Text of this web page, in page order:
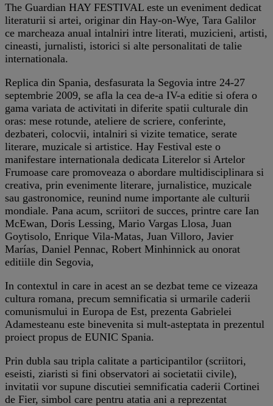
The Guardian HAY FESTIVAL este un eveniment dedicat
literaturii si artei, originar din Hay-on-Wye, Tara Galilor
ce marcheaza anual intalniri intre literati, muzicieni, artisti,
cineasti, jurnalisti, istorici si alte personalitati de talie
internationala.
Replica din Spania, desfasurata la Segovia intre 24-27
septembrie 2009, se afla la cea de-a IV-a editie si ofera o
gama variata de activitati in diferite spatii culturale din
oras: mese rotunde, ateliere de scriere, conferinte,
dezbateri, colocvii, intalniri si vizite tematice, serate
literare, muzicale si artistice. Hay Festival este o
manifestare internationala dedicata Literelor si Artelor
Frumoase care promoveaza o abordare multidisciplinara si
creativa, prin evenimente literare, jurnalistice, muzicale
sau gastronomice, reunind nume importante ale culturii
mondiale. Pana acum, scriitori de succes, printre care Ian
McEwan, Doris Lessing, Mario Vargas Llosa, Juan
Goytisolo, Enrique Vila-Matas, Juan Villoro, Javier
Marías, Daniel Pennac, Robert Minhinnick au onorat
editiile din Segovia,
In contextul in care in acest an se dezbat teme ce vizeaza
cultura romana, precum semnificatia si urmarile caderii
comunismului in Europa de Est, prezenta Gabrielei
Adamesteanu este binevenita si mult-asteptata in prezentul
proiect propus de EUNIC Spania.
Prin dubla sau tripla calitate a participantilor (scriitori,
eseisti, ziaristi si fini observatori ai societatii civile),
invitatii vor supune discutiei semnificatia caderii Cortinei
de Fier, simbol care pentru atatia ani a reprezentat